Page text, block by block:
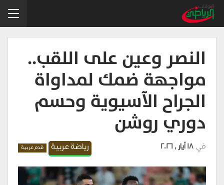
النصر وعين على اللقب..
مواجهة ضمك لمداواة
الجراح الآسيوية وحسم
دوري روشن
رياضة عربية قدم عربية في 18 أيار , 2026